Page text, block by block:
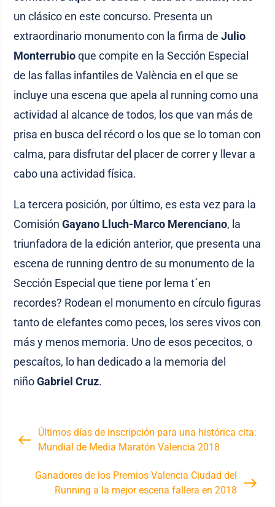
un clásico en este concurso. Presenta un
extraordinario monumento con la firma deJulio
Monterrubioque compite en la Sección Especial
de las fallas infantiles de València en el que se
incluye una escena que apela al running como una
actividad al alcance de todos, los que van más de
prisa en busca del récord o los que se lo toman con
calma, para disfrutar del placer de correr y llevar a
cabo una actividad física.
La tercera posición, por último, es esta vez para la
ComisiónGayano Lluch-Marco Merenciano, la
triunfadora de la edición anterior, que presenta una
escena de running dentro de su monumento de la
Sección Especial que tiene por lema t´en
recordes? Rodean el monumento en círculo figuras
tanto de elefantes como peces, los seres vivos con
más y menos memoria. Uno de esos pececitos, o
pescaítos, lo han dedicado a la memoria del
niñoGabriel Cruz.
Últimos días de inscripción para una histórica cita:
Mundial de Media Maratón Valencia 2018
Ganadores de los Premios Valencia Ciudad del
Running a la mejor escena fallera en 2018